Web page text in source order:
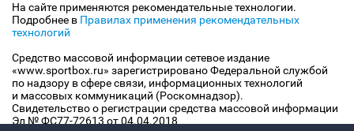
На сайте применяются рекомендательные технологии.
Подробнее в Правилах применения рекомендательных
технологий
Средство массовой информации сетевое издание
«www.sportbox.ru» зарегистрировано Федеральной службой
по надзору в сфере связи, информационных технологий
и массовых коммуникаций (Роскомнадзор).
Свидетельство о регистрации средства массовой информации
Эл № ФС77-72613 от 04.04.2018